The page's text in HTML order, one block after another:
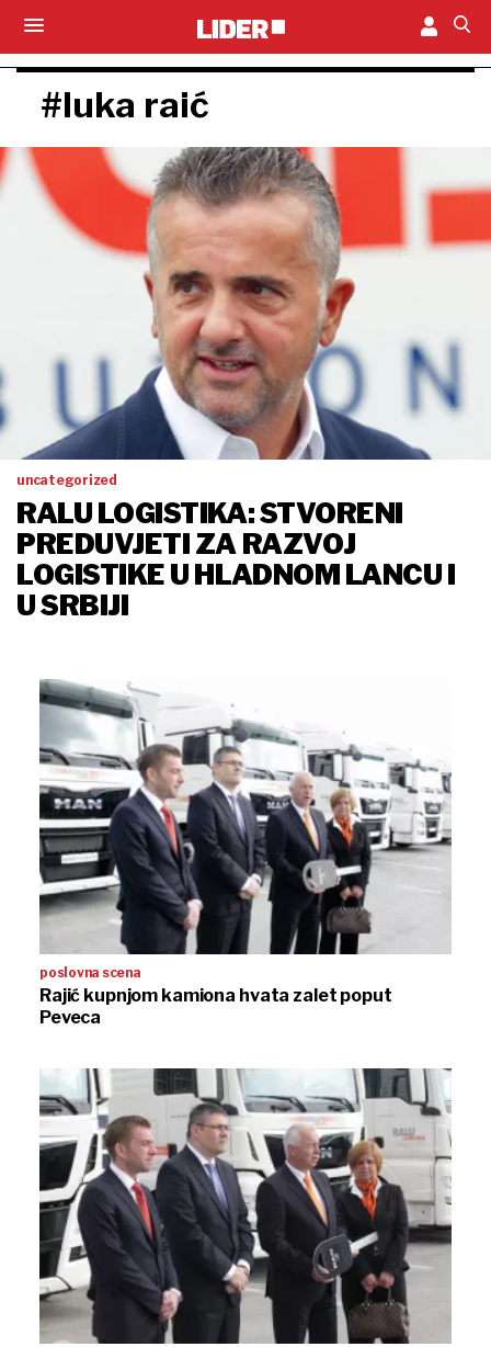
#luka raić
uncategorized
RALU LOGISTIKA: STVORENI
PREDUVJETI ZA RAZVOJ
LOGISTIKE U HLADNOM LANCU I
U SRBIJI
poslovna scena
Rajić kupnjom kamiona hvata zalet poput
Peveca